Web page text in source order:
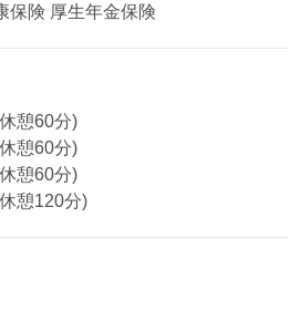
保険 厚生年金保険
憩60分)
憩60分)
憩60分)
憩120分)